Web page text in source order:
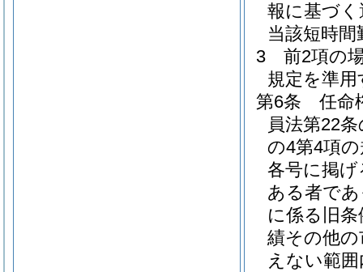
報に基づ
当該短時
3
前2項の
規定を準用
第6条
任命
員法第22
の4第4項
各号に掲
ある者で
に係る旧
績その他
えない範